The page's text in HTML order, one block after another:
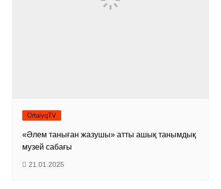
OrtalyqTV
«Әлем таныған жазушы» атты ашық танымдық
музей сабағы
21.01.2025